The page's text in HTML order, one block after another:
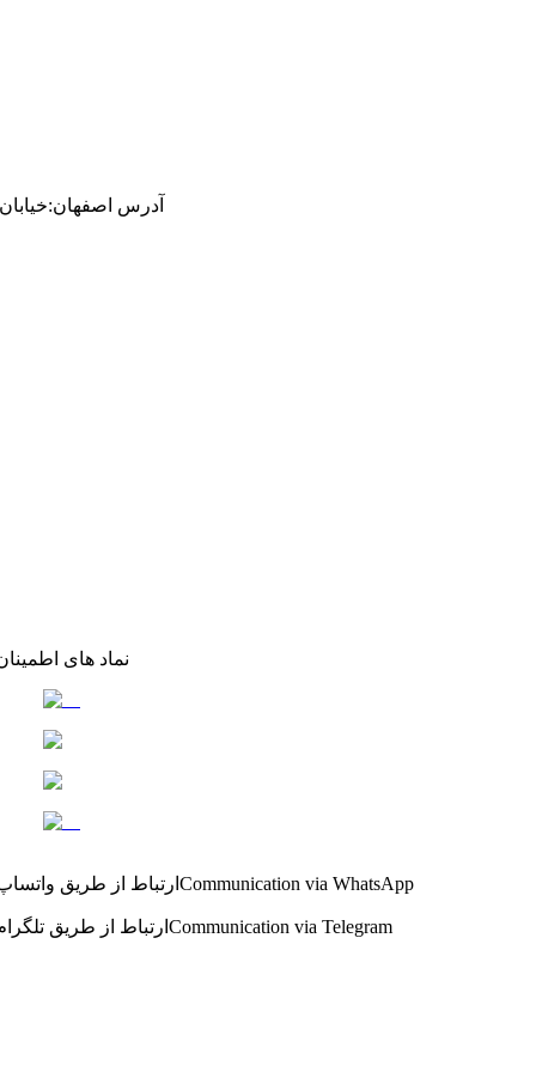
آدرس اصفهان:خیابان
نماد های
ارتباط از طریق Communication via WhatsApp
ارتباط از طریق Communication via Telegram